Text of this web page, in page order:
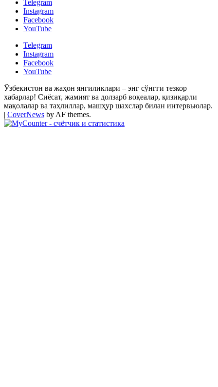
Telegram
Instagram
Facebook
YouTube
Telegram
Instagram
Facebook
YouTube
Ўзбекистон ва жаҳон янгиликлари – энг сўнгги тезкор
хабарлар! Сиёсат, жамият ва долзарб воқеалар, қизиқарли
мақолалар ва таҳлиллар, машҳур шахслар билан интервьюлар.
| CoverNews by AF themes.